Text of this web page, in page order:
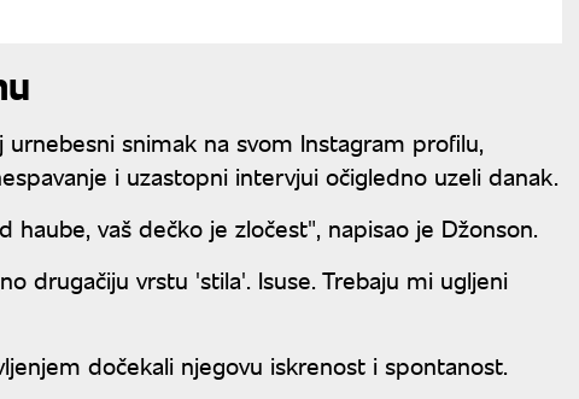
snimak na svom Instagram profilu,
i uzastopni intervjui očigledno uzeli danak.
vaš dečko je zločest", napisao je Džonson.
drugačiju vrstu 'stila'. Isuse. Trebaju mi ugljeni
dočekali njegovu iskrenost i spontanost.